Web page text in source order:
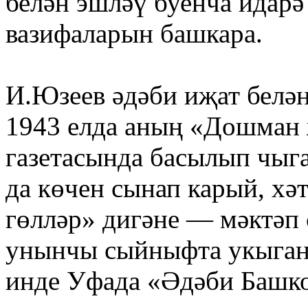
вазифаларын башкара.
И.Юзеев әдәби иҗат
1943 елда аның
газетасында басылып
да көчен сынап карый,
гөлләр» дигәне — мәктәп
унынчы сыйныфта
инде Уфада «Әдәби